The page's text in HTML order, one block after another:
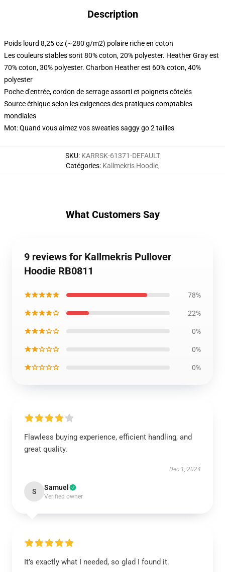
Description
Poids lourd 8,25 oz (~280 g/m2) polaire riche en coton
Les couleurs stables sont 80% coton, 20% polyester. Heather Gray est
70% coton, 30% polyester. Charbon Heather est 60% coton, 40%
polyester
Poche d'entrée, cordon de serrage assorti et poignets côtelés
Source éthique selon les exigences des pratiques comptables
mondiales
Mot: Quand vous aimez vos sweaties saggy go 2 tailles
SKU: KARRSK-61371-DEFAULT
Catégories: Kallmekris Hoodie,
What Customers Say
9 reviews for Kallmekris Pullover
Hoodie RB0811
★★★★★ 78%
★★★★☆ 22%
★★★☆☆ 0%
★★☆☆☆ 0%
★☆☆☆☆ 0%
Flawless buying experience, efficient handling, and
great quality.
Dec 1, 2024
S Samuel
Verified owner
It’s exactly what I needed, so glad I found it.